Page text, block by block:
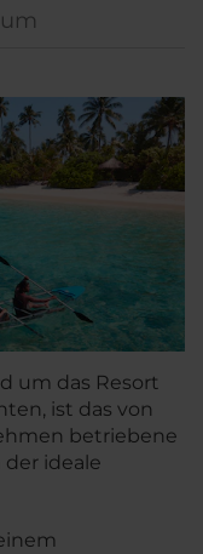
um das Resort
ist das von
betriebene
ideale